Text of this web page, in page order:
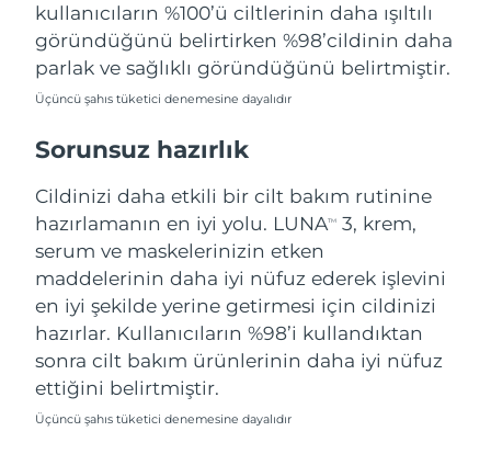
kullanıcıların %100’ü ciltlerinin daha ışıltılı
göründüğünü belirtirken %98’cildinin daha
parlak ve sağlıklı göründüğünü belirtmiştir.
Üçüncü şahıs tüketici denemesine dayalıdır
Sorunsuz hazırlık
Cildinizi daha etkili bir cilt bakım rutinine
hazırlamanın en iyi yolu. LUNATM
3, krem,
serum ve maskelerinizin etken
maddelerinin daha iyi nüfuz ederek işlevini
en iyi şekilde yerine getirmesi için cildinizi
hazırlar. Kullanıcıların %98’i kullandıktan
sonra cilt bakım ürünlerinin daha iyi nüfuz
ettiğini belirtmiştir.
Üçüncü şahıs tüketici denemesine dayalıdır